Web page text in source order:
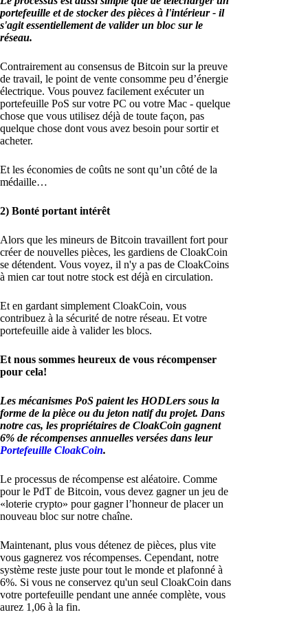
portefeuille et de stocker des pièces à l'intérieur - il
s'agit essentiellement de valider un bloc sur le
réseau.
Contrairement au consensus de Bitcoin sur la preuve
de travail, le point de vente consomme peu d’énergie
électrique. Vous pouvez facilement exécuter un
portefeuille PoS sur votre PC ou votre Mac - quelque
chose que vous utilisez déjà de toute façon, pas
quelque chose dont vous avez besoin pour sortir et
acheter.
Et les économies de coûts ne sont qu’un côté de la
médaille…
2) Bonté portant intérêt
Alors que les mineurs de Bitcoin travaillent fort pour
créer de nouvelles pièces, les gardiens de CloakCoin
se détendent. Vous voyez, il n'y a pas de CloakCoins
à mien car tout notre stock est déjà en circulation.
Et en gardant simplement CloakCoin, vous
contribuez à la sécurité de notre réseau. Et votre
portefeuille aide à valider les blocs.
Et nous sommes heureux de vous récompenser
pour cela!
Les mécanismes PoS paient les HODLers sous la
forme de la pièce ou du jeton natif du projet. Dans
notre cas, les propriétaires de CloakCoin gagnent
6% de récompenses annuelles versées dans leur
Portefeuille CloakCoin.
Le processus de récompense est aléatoire. Comme
pour le PdT de Bitcoin, vous devez gagner un jeu de
«loterie crypto» pour gagner l’honneur de placer un
nouveau bloc sur notre chaîne.
Maintenant, plus vous détenez de pièces, plus vite
vous gagnerez vos récompenses. Cependant, notre
système reste juste pour tout le monde et plafonné à
6%. Si vous ne conservez qu'un seul CloakCoin dans
votre portefeuille pendant une année complète, vous
aurez 1,06 à la fin.